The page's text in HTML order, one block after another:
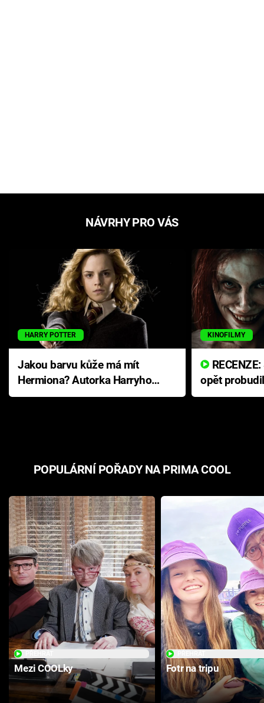
NÁVRHY PRO VÁS
HARRY POTTER
Jakou barvu kůže má mít
Hermiona? Autorka Harryho
Pottera přišla s ráznou
KINOFILMY
opět
přichází s
POPULÁRNÍ POŘADY NA PRIMA COOL
Mezi COOLky Fotr na tripu